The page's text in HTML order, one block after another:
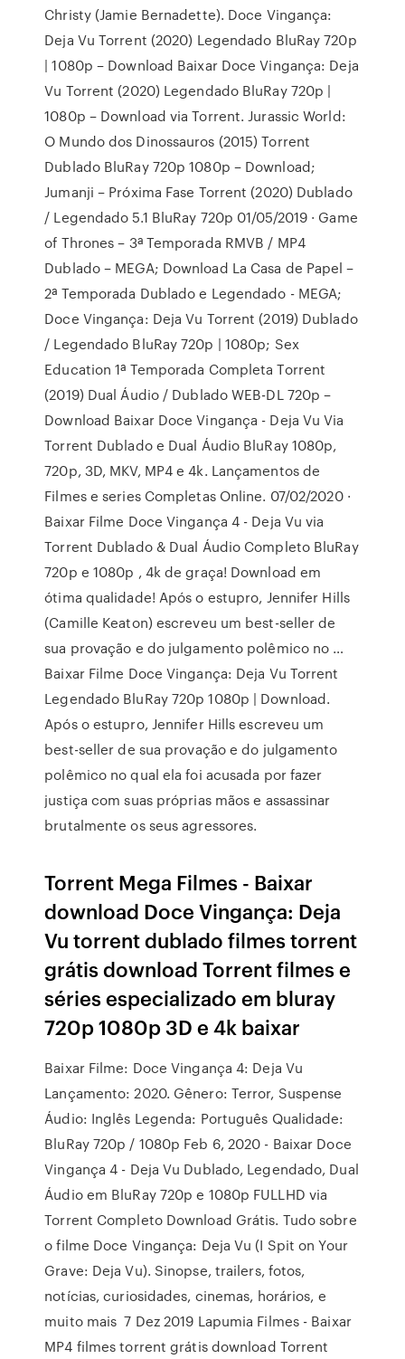
Christy (Jamie Bernadette). Doce Vingança:
Deja Vu Torrent (2020) Legendado BluRay 720p
| 1080p – Download Baixar Doce Vingança: Deja
Vu Torrent (2020) Legendado BluRay 720p |
1080p – Download via Torrent. Jurassic World:
O Mundo dos Dinossauros (2015) Torrent
Dublado BluRay 720p 1080p – Download;
Jumanji – Próxima Fase Torrent (2020) Dublado
/ Legendado 5.1 BluRay 720p 01/05/2019 · Game
of Thrones – 3ª Temporada RMVB / MP4
Dublado – MEGA; Download La Casa de Papel –
2ª Temporada Dublado e Legendado - MEGA;
Doce Vingança: Deja Vu Torrent (2019) Dublado
/ Legendado BluRay 720p | 1080p; Sex
Education 1ª Temporada Completa Torrent
(2019) Dual Áudio / Dublado WEB-DL 720p –
Download Baixar Doce Vingança - Deja Vu Via
Torrent Dublado e Dual Áudio BluRay 1080p,
720p, 3D, MKV, MP4 e 4k. Lançamentos de
Filmes e series Completas Online. 07/02/2020 ·
Baixar Filme Doce Vingança 4 - Deja Vu via
Torrent Dublado & Dual Áudio Completo BluRay
720p e 1080p , 4k de graça! Download em
ótima qualidade! Após o estupro, Jennifer Hills
(Camille Keaton) escreveu um best-seller de
sua provação e do julgamento polêmico no …
Baixar Filme Doce Vingança: Deja Vu Torrent
Legendado BluRay 720p 1080p | Download.
Após o estupro, Jennifer Hills escreveu um
best-seller de sua provação e do julgamento
polêmico no qual ela foi acusada por fazer
justiça com suas próprias mãos e assassinar
brutalmente os seus agressores.
Torrent Mega Filmes - Baixar
download Doce Vingança: Deja
Vu torrent dublado filmes torrent
grátis download Torrent filmes e
séries especializado em bluray
720p 1080p 3D e 4k baixar
Baixar Filme: Doce Vingança 4: Deja Vu
Lançamento: 2020. Gênero: Terror, Suspense
Áudio: Inglês Legenda: Português Qualidade:
BluRay 720p / 1080p Feb 6, 2020 - Baixar Doce
Vingança 4 - Deja Vu Dublado, Legendado, Dual
Áudio em BluRay 720p e 1080p FULLHD via
Torrent Completo Download Grátis. Tudo sobre
o filme Doce Vingança: Deja Vu (I Spit on Your
Grave: Deja Vu). Sinopse, trailers, fotos,
notícias, curiosidades, cinemas, horários, e
muito mais 7 Dez 2019 Lapumia Filmes - Baixar
MP4 filmes torrent grátis download Torrent